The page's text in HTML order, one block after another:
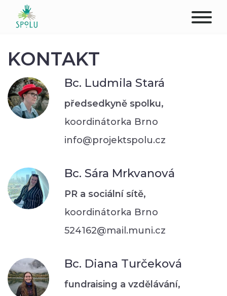
PODPOŘTE NÁS
PŮSOBIŠTĚ
PROFESIONÁLOVÉ
STUDENTI
KONTAKT
Bc. Ludmila Stará
předsedkyně spolku,
koordinátorka Brno
info@projektspolu.cz
Bc. Sára Mrkvanová
PR a sociální sítě,
koordinátorka Brno
524162@mail.muni.cz
Bc. Diana Turčeková
fundraising a vzdělávání,